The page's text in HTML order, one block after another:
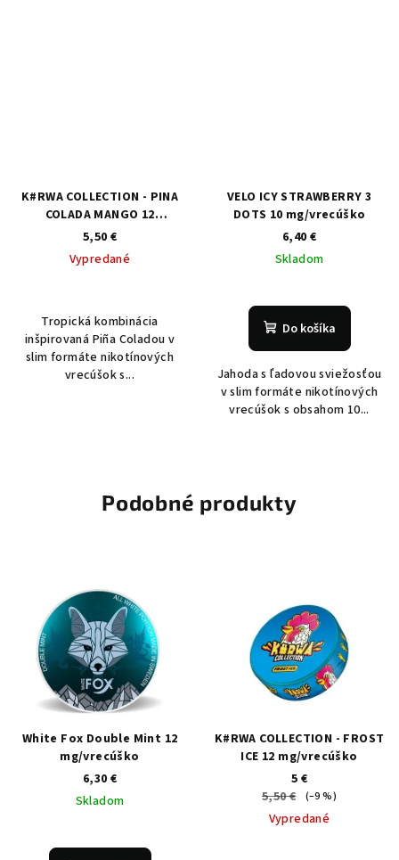
K#RWA COLLECTION - PINA
COLADA MANGO 12
mg/vrecúško
5,50 €
Vypredané
Tropická kombinácia
inšpirovaná Piña Coladou v
slim formáte nikotínových
vrecúšok s...
VELO ICY STRAWBERRY 3
DOTS 10 mg/vrecúško
6,40 €
Skladom
Do košíka
Jahoda s ľadovou sviežosťou
v slim formáte nikotínových
vrecúšok s obsahom 10...
Podobné produkty
White Fox Double Mint 12
mg/vrecúško
6,30 €
Skladom
K#RWA COLLECTION - FROST
ICE 12 mg/vrecúško
5 €
5,50 €
(–9 %)
Vypredané